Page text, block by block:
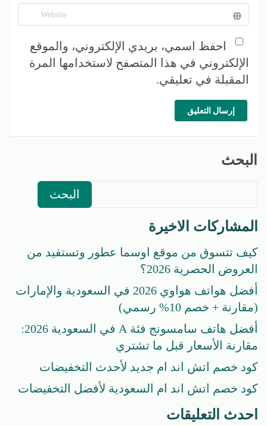
احفظ اسمي، بريدي الإلكتروني، والموقع
الإلكتروني في هذا المتصفح لاستخدامها المرة
المقبلة في تعليقي.
إرسال التعليق
البحث
البحث
المشاركات الاخيرة
كيف تتسوق من موقع اوسما عطور وتستفيد من
العروض الحصرية 2026؟
أفضل هواتف هواوي 2026 في السعودية والإمارات
(مقارنة + خصم 10% رسمي)
أفضل هاتف سامسونج فئة A في السعودية 2026:
مقارنة الأسعار قبل ما تشتري
كود خصم اتش اند ام جديد لأحدث التخفيضات
كود خصم اتش اند ام السعودية لأفضل التخفيضات
احدث التعليقات